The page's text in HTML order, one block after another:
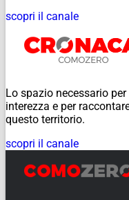
scopri il canale
Lo spazio necessario
interezza e per
questo territorio.
scopri il canale